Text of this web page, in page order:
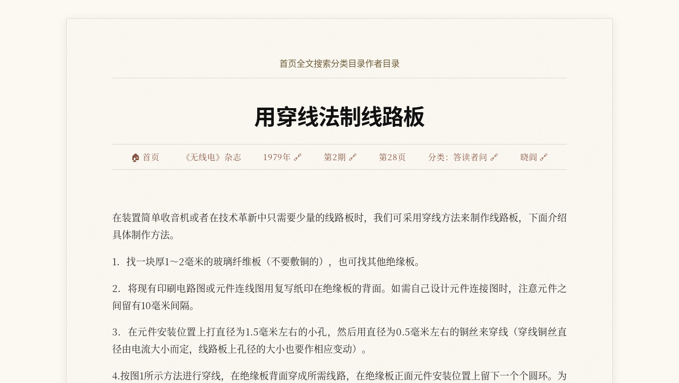
首页全文搜索分类目录作者目录
用穿线法制线路板
🏠 首页 《无线电》杂志 1979年 🔗 第2期 🔗 第28页 分类：答读者问 🔗 晓阎 🔗
在装置简单收音机或者在技术革新中只需要少量的线路板时，我们可采用穿线方法来制作线路板，下面介绍
具体制作方法。
1．找一块厚1～2毫米的玻璃纤维板（不要敷铜的），也可找其他绝缘板。
2．将现有印刷电路图或元件连线图用复写纸印在绝缘板的背面。如需自己设计元件连接图时，注意元件之
间留有10毫米间隔。
3．在元件安装位置上打直径为1.5毫米左右的小孔，然后用直径为0.5毫米左右的铜丝来穿线（穿线铜丝直
径由电流大小而定，线路板上孔径的大小也要作相应变动）。
4.按图1所示方法进行穿线，在绝缘板背面穿成所需线路，在绝缘板正面元件安装位置上留下一个个圆环。为